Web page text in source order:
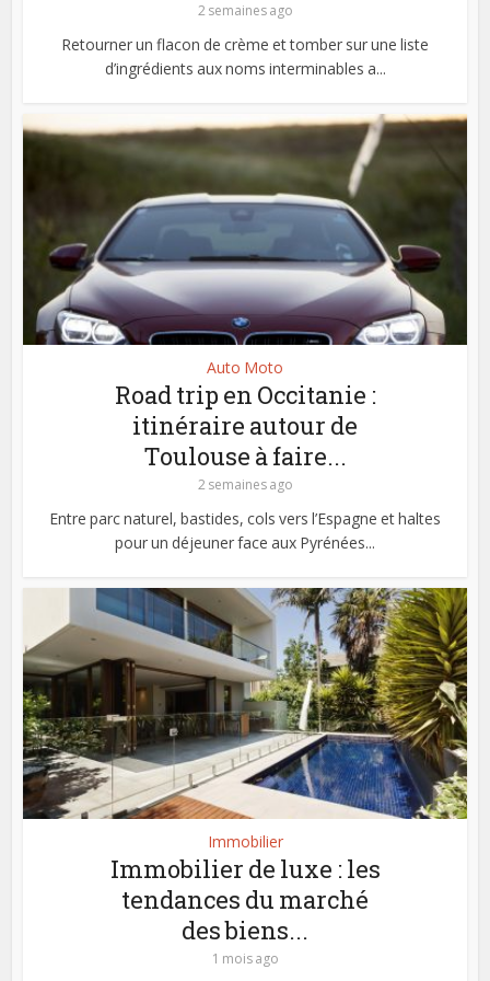
2 semaines ago
Retourner un flacon de crème et tomber sur une liste
d’ingrédients aux noms interminables a...
Auto Moto
Road trip en Occitanie :
itinéraire autour de
Toulouse à faire...
2 semaines ago
Entre parc naturel, bastides, cols vers l’Espagne et haltes
pour un déjeuner face aux Pyrénées...
Immobilier
Immobilier de luxe : les
tendances du marché
des biens...
1 mois ago